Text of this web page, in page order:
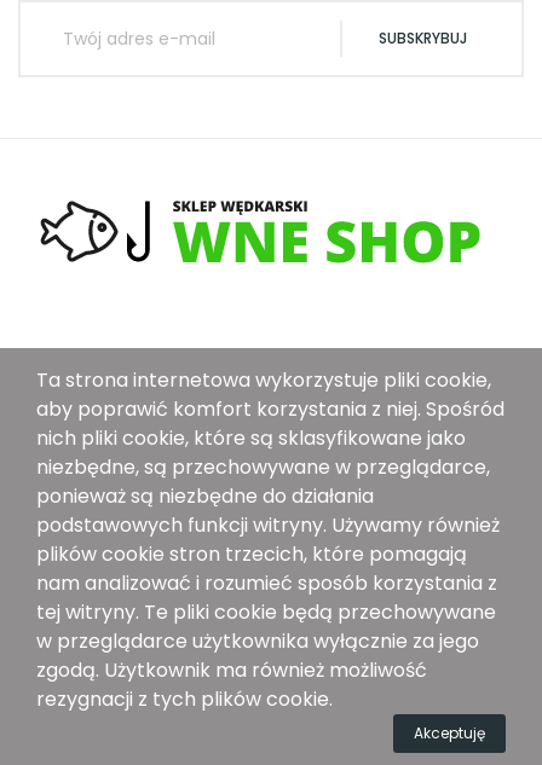
SUBSKRYBUJ
O Nas
Dostawa
Metoda Płatności
Polityka Bezpieczeństwa
Ogólne Warunki Sprzedaży
Znajdź Nas Na:
Ta strona internetowa wykorzystuje pliki cookie,
aby poprawić komfort korzystania z niej. Spośród
nich pliki cookie, które są sklasyfikowane jako
niezbędne, są przechowywane w przeglądarce,
ponieważ są niezbędne do działania
podstawowych funkcji witryny. Używamy również
plików cookie stron trzecich, które pomagają
nam analizować i rozumieć sposób korzystania z
tej witryny. Te pliki cookie będą przechowywane
w przeglądarce użytkownika wyłącznie za jego
zgodą. Użytkownik ma również możliwość
rezygnacji z tych plików cookie.
Akceptuję